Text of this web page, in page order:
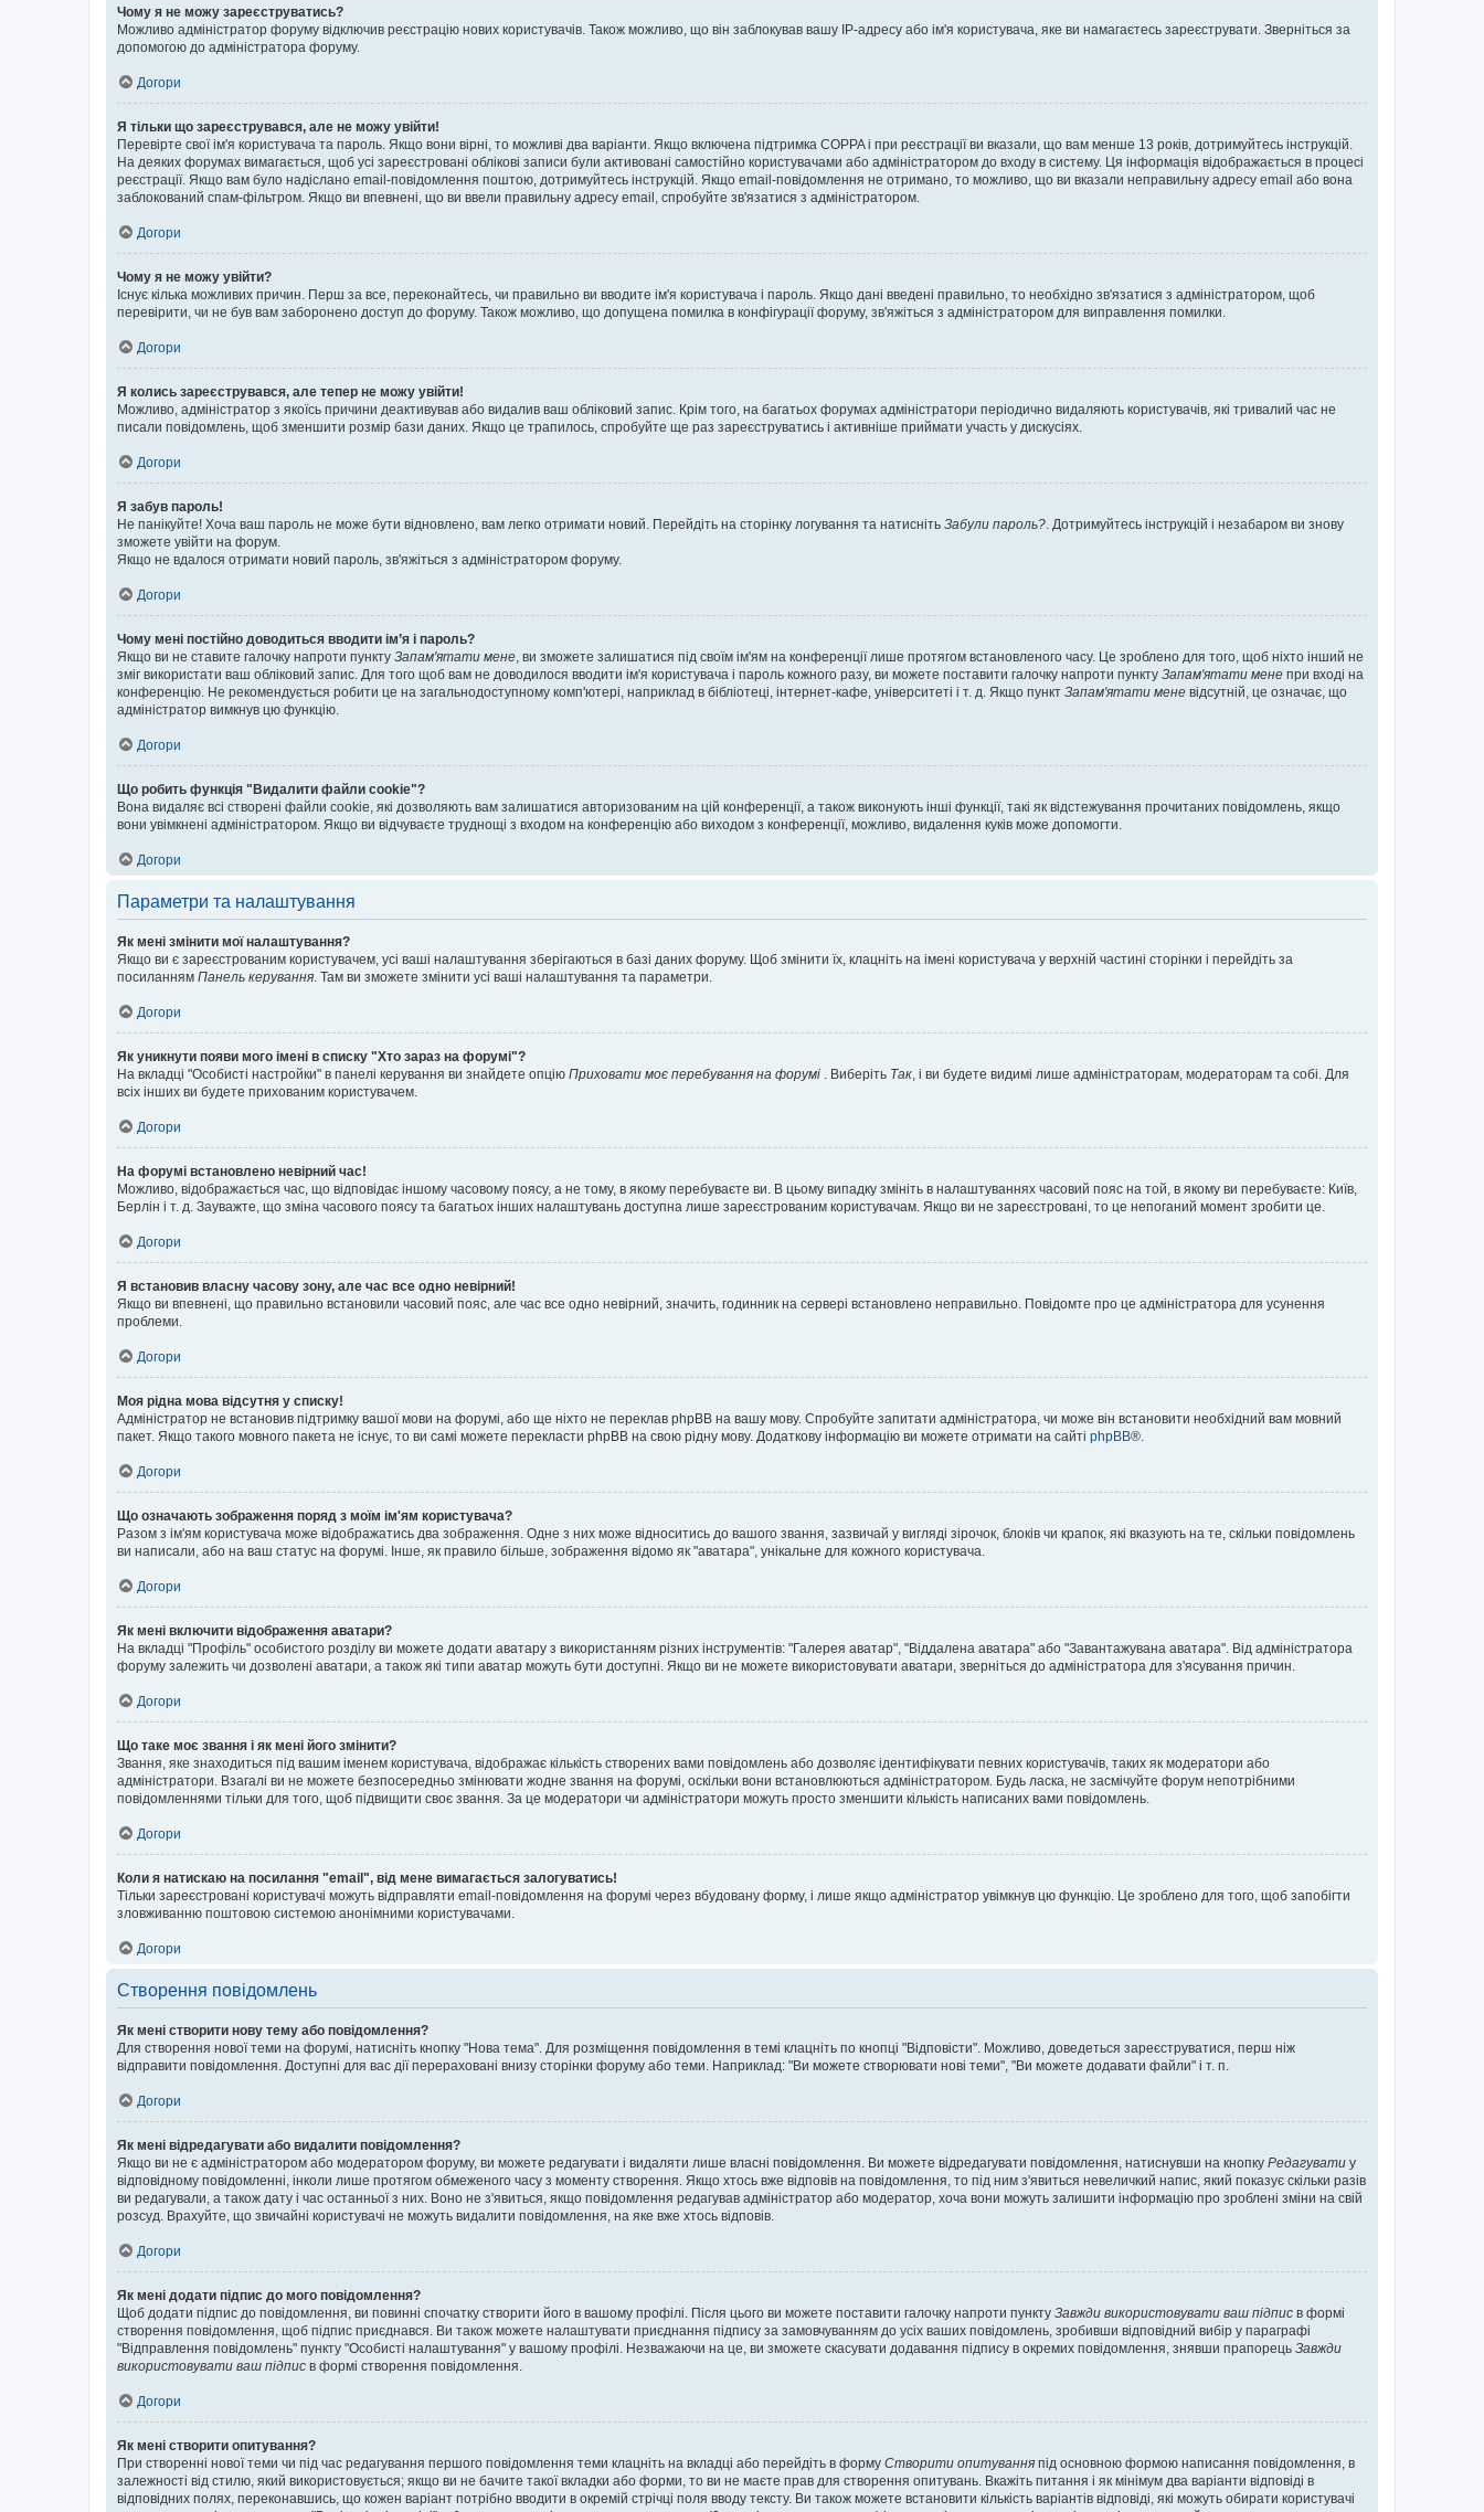
Чому я не можу зареєструватись?
Можливо адміністратор форуму відключив реєстрацію нових користувачів. Також можливо, що він заблокував вашу IP-адресу або ім'я користувача, яке ви намагаєтесь зареєструвати. Зверніться за
допомогою до адміністратора форуму.
Догори
Я тільки що зареєструвався, але не можу увійти!
Перевірте свої ім'я користувача та пароль. Якщо вони вірні, то можливі два варіанти. Якщо включена підтримка COPPA і при реєстрації ви вказали, що вам менше 13 років, дотримуйтесь інструкцій.
На деяких форумах вимагається, щоб усі зареєстровані облікові записи були активовані самостійно користувачами або адміністратором до входу в систему. Ця інформація відображається в процесі
реєстрації. Якщо вам було надіслано email-повідомлення поштою, дотримуйтесь інструкцій. Якщо email-повідомлення не отримано, то можливо, що ви вказали неправильну адресу email або вона
заблокований спам-фільтром. Якщо ви впевнені, що ви ввели правильну адресу email, спробуйте зв'язатися з адміністратором.
Догори
Чому я не можу увійти?
Існує кілька можливих причин. Перш за все, переконайтесь, чи правильно ви вводите ім'я користувача і пароль. Якщо дані введені правильно, то необхідно зв'язатися з адміністратором, щоб
перевірити, чи не був вам заборонено доступ до форуму. Також можливо, що допущена помилка в конфігурації форуму, зв'яжіться з адміністратором для виправлення помилки.
Догори
Я колись зареєструвався, але тепер не можу увійти!
Можливо, адміністратор з якоїсь причини деактивував або видалив ваш обліковий запис. Крім того, на багатьох форумах адміністратори періодично видаляють користувачів, які тривалий час не
писали повідомлень, щоб зменшити розмір бази даних. Якщо це трапилось, спробуйте ще раз зареєструватись і активніше приймати участь у дискусіях.
Догори
Я забув пароль!
Не панікуйте! Хоча ваш пароль не може бути відновлено, вам легко отримати новий. Перейдіть на сторінку логування та натисніть Забули пароль? . Дотримуйтесь інструкцій і незабаром ви знову
зможете увійти на форум.
Якщо не вдалося отримати новий пароль, зв'яжіться з адміністратором форуму.
Догори
Чому мені постійно доводиться вводити ім’я і пароль?
Якщо ви не ставите галочку напроти пункту Запам'ятати мене , ви зможете залишатися під своїм ім'ям на конференції лише протягом встановленого часу. Це зроблено для того, щоб ніхто інший не
зміг використати ваш обліковий запис. Для того щоб вам не доводилося вводити ім'я користувача і пароль кожного разу, ви можете поставити галочку напроти пункту Запам'ятати мене при вході на
конференцію. Не рекомендується робити це на загальнодоступному комп'ютері, наприклад в бібліотеці, інтернет-кафе, університеті і т. д. Якщо пункт Запам'ятати мене відсутній, це означає, що
адміністратор вимкнув цю функцію.
Догори
Що робить функція "Видалити файли cookie"?
Вона видаляє всі створені файли cookie, які дозволяють вам залишатися авторизованим на цій конференції, а також виконують інші функції, такі як відстежування прочитаних повідомлень, якщо
вони увімкнені адміністратором. Якщо ви відчуваєте труднощі з входом на конференцію або виходом з конференції, можливо, видалення куків може допомогти.
Догори
Параметри та налаштування
Як мені змінити мої налаштування?
Якщо ви є зареєстрованим користувачем, усі ваші налаштування зберігаються в базі даних форуму. Щоб змінити їх, клацніть на імені користувача у верхній частині сторінки і перейдіть за
посиланням Панель керування . Там ви зможете змінити усі ваші налаштування та параметри.
Догори
Як уникнути появи мого імені в списку "Хто зараз на форумі"?
На вкладці "Особисті настройки" в панелі керування ви знайдете опцію Приховати моє перебування на форумі . Виберіть Так , і ви будете видимі лише адміністраторам, модераторам та собі. Для
всіх інших ви будете прихованим користувачем.
Догори
На форумі встановлено невірний час!
Можливо, відображається час, що відповідає іншому часовому поясу, а не тому, в якому перебуваєте ви. В цьому випадку змініть в налаштуваннях часовий пояс на той, в якому ви перебуваєте: Київ,
Берлін і т. д. Зауважте, що зміна часового поясу та багатьох інших налаштувань доступна лише зареєстрованим користувачам. Якщо ви не зареєстровані, то це непоганий момент зробити це.
Догори
Я встановив власну часову зону, але час все одно невірний!
Якщо ви впевнені, що правильно встановили часовий пояс, але час все одно невірний, значить, годинник на сервері встановлено неправильно. Повідомте про це адміністратора для усунення
проблеми.
Догори
Моя рідна мова відсутня у списку!
Адміністратор не встановив підтримку вашої мови на форумі, або ще ніхто не переклав phpBB на вашу мову. Спробуйте запитати адміністратора, чи може він встановити необхідний вам мовний
пакет. Якщо такого мовного пакета не існує, то ви самі можете перекласти phpBB на свою рідну мову. Додаткову інформацію ви можете отримати на сайті phpBB®.
Догори
Що означають зображення поряд з моїм ім'ям користувача?
Разом з ім'ям користувача може відображатись два зображення. Одне з них може відноситись до вашого звання, зазвичай у вигляді зірочок, блоків чи крапок, які вказують на те, скільки повідомлень
ви написали, або на ваш статус на форумі. Інше, як правило більше, зображення відомо як "аватара", унікальне для кожного користувача.
Догори
Як мені включити відображення аватари?
На вкладці "Профіль" особистого розділу ви можете додати аватару з використанням різних інструментів: "Галерея аватар", "Віддалена аватара" або "Завантажувана аватара". Від адміністратора
форуму залежить чи дозволені аватари, а також які типи аватар можуть бути доступні. Якщо ви не можете використовувати аватари, зверніться до адміністратора для з'ясування причин.
Догори
Що таке моє звання і як мені його змінити?
Звання, яке знаходиться під вашим іменем користувача, відображає кількість створених вами повідомлень або дозволяє ідентифікувати певних користувачів, таких як модератори або
адміністратори. Взагалі ви не можете безпосередньо змінювати жодне звання на форумі, оскільки вони встановлюються адміністратором. Будь ласка, не засмічуйте форум непотрібними
повідомленнями тільки для того, щоб підвищити своє звання. За це модератори чи адміністратори можуть просто зменшити кількість написаних вами повідомлень.
Догори
Коли я натискаю на посилання "email", від мене вимагається залогуватись!
Тільки зареєстровані користувачі можуть відправляти email-повідомлення на форумі через вбудовану форму, і лише якщо адміністратор увімкнув цю функцію. Це зроблено для того, щоб запобігти
зловживанню поштовою системою анонімними користувачами.
Догори
Створення повідомлень
Як мені створити нову тему або повідомлення?
Для створення нової теми на форумі, натисніть кнопку "Нова тема". Для розміщення повідомлення в темі клацніть по кнопці "Відповісти". Можливо, доведеться зареєструватися, перш ніж
відправити повідомлення. Доступні для вас дії перераховані внизу сторінки форуму або теми. Наприклад: "Ви можете створювати нові теми", "Ви можете додавати файли" і т. п.
Догори
Як мені відредагувати або видалити повідомлення?
Якщо ви не є адміністратором або модератором форуму, ви можете редагувати і видаляти лише власні повідомлення. Ви можете відредагувати повідомлення, натиснувши на кнопку Редагувати у
відповідному повідомленні, інколи лише протягом обмеженого часу з моменту створення. Якщо хтось вже відповів на повідомлення, то під ним з'явиться невеличкий напис, який показує скільки разів
ви редагували, а також дату і час останньої з них. Воно не з'явиться, якщо повідомлення редагував адміністратор або модератор, хоча вони можуть залишити інформацію про зроблені зміни на свій
розсуд. Врахуйте, що звичайні користувачі не можуть видалити повідомлення, на яке вже хтось відповів.
Догори
Як мені додати підпис до мого повідомлення?
Щоб додати підпис до повідомлення, ви повинні спочатку створити його в вашому профілі. Після цього ви можете поставити галочку напроти пункту Завжди використовувати ваш підпис в формі
створення повідомлення, щоб підпис приєднався. Ви також можете налаштувати приєднання підпису за замовчуванням до усіх ваших повідомлень, зробивши відповідний вибір у параграфі
"Відправлення повідомлень" пункту "Особисті налаштування" у вашому профілі. Незважаючи на це, ви зможете скасувати додавання підпису в окремих повідомлення, знявши прапорець Завжди
використовувати ваш підпис в формі створення повідомлення.
Догори
Як мені створити опитування?
При створенні нової теми чи під час редагування першого повідомлення теми клацніть на вкладці або перейдіть в форму Створити опитування під основною формою написання повідомлення, в
залежності від стилю, який використовується; якщо ви не бачите такої вкладки або форми, то ви не маєте прав для створення опитувань. Вкажіть питання і як мінімум два варіанти відповіді в
відповідних полях, переконавшись, що кожен варіант потрібно вводити в окремій стрічці поля вводу тексту. Ви також можете встановити кількість варіантів відповіді, які можуть обирати користувачі